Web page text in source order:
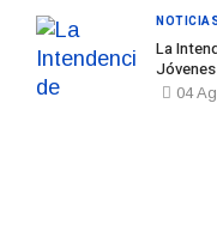
La
04